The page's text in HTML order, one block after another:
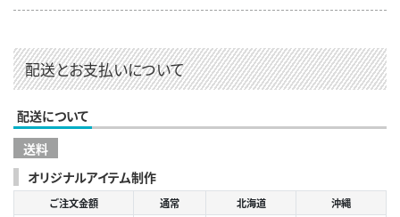
配送とお支払いについて
配送について
送料
オリジナルアイテム制作
ご注文金額 通常 北海道
沖縄